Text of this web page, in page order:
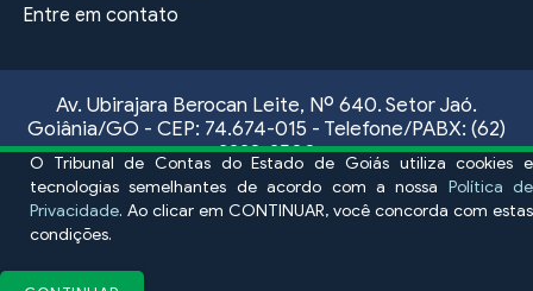
O Tribunal de Contas do Estado de Goiás utiliza cookies e
tecnologias semelhantes de acordo com a nossa Política de
Privacidade. Ao clicar em CONTINUAR, você concorda com estas
condições.
Entre em contato
Av. Ubirajara Berocan Leite, Nº 640. Setor Jaó.
Goiânia/GO - CEP: 74.674-015 - Telefone/PABX: (62)
3228-2500
Atendimento ao público externo, das 09:00 às 17:00
horas, de segunda a sexta-feira
E-mail Ouvidoria: